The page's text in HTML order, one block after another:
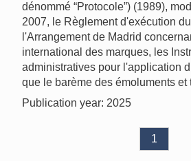
dénommé “Protocole”) (1989),
2007, le Règlement d'exécution
l'Arrangement de Madrid
international des marques, les
administratives pour l'application
que le barème des émoluments et
Publication year: 2025
1